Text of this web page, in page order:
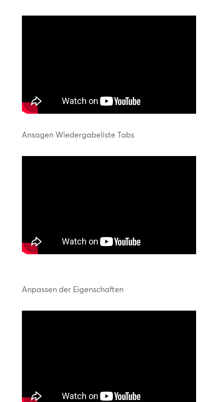
Ansagen Wiedergabeliste Tabs
Anpassen der Eigenschaften